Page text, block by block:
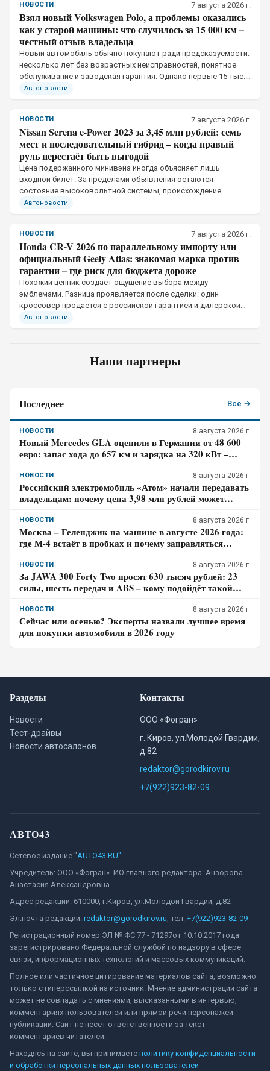
НОВОСТИ 7 августа 2026 г.
Взял новый Volkswagen Polo, а проблемы оказались
как у старой машины: что случилось за 15 000 км –
честный отзыв владельца
Новый автомобиль обычно покупают ради предсказуемости:
несколько лет без возрастных неисправностей, понятное
обслуживание и заводская гарантия. Однако первые 15 тыс.
км одного Volkswagen Polo 2018 года принесли две претензии
Автоновости
НОВОСТИ 7 августа 2026 г.
Nissan Serena e-Power 2023 за 3,45 млн рублей: семь
мест и последовательный гибрид – когда правый
руль перестаёт быть выгодой
Цена подержанного минивэна иногда объясняет лишь
входной билет. За пределами объявления остаются
состояние высоковольтной системы, происхождение
машины, пригодность японской комплектации к российской
Автоновости
НОВОСТИ 7 августа 2026 г.
Honda CR-V 2026 по параллельному импорту или
официальный Geely Atlas: знакомая марка против
гарантии – где риск для бюджета дороже
Похожий ценник создаёт ощущение выбора между
эмблемами. Разница проявляется после сделки: один
кроссовер продаётся с российской гарантией и дилерской
сетью, другой – с обязательствами конкретного импортёра.
Автоновости
Наши партнеры
Последнее Все →
НОВОСТИ 8 августа 2026 г.
Новый Mercedes GLA оценили в Германии от 48 600
евро: запас хода до 657 км и зарядка на 320 кВт –
НОВОСТИ 8 августа 2026 г.
Российский электромобиль «Атом» начали передавать
владельцам: почему цена 3,98 млн рублей может
НОВОСТИ 8 августа 2026 г.
Москва – Геленджик на машине в августе 2026 года:
где М-4 встаёт в пробках и почему заправляться
НОВОСТИ 8 августа 2026 г.
За JAWA 300 Forty Two просят 630 тысяч рублей: 23
силы, шесть передач и ABS – кому подойдёт такой
НОВОСТИ 8 августа 2026 г.
Сейчас или осенью? Эксперты назвали лучшее время
для покупки автомобиля в 2026 году
Разделы
Новости
Тест-драйвы
Новости автосалонов
Контакты
ООО «Фогран»
г. Киров, ул.Молодой Гвардии,
д.82
redaktor@gorodkirov.ru
+7(922)923-82-09
АВТО43
Сетевое издание "AUTO43.RU"
Учредитель: ООО «Фогран». ИО главного редактора: Анзорова
Анастасия Александровна
Адрес редакции: 610000, г.Киров, ул.Молодой Гвардии, д.82
Эл.почта редакции: redaktor@gorodkirov.ru, тел: +7(922)923-82-09
Регистрационный номер ЭЛ № ФС 77 - 71297от 10.10.2017 года
зарегистрировано Федеральной службой по надзору в сфере
связи, информационных технологий и массовых коммуникаций.
Полное или частичное цитирование материалов сайта, возможно
только с гиперссылкой на источник. Мнение администрации сайта
может не совпадать с мнениями, высказанными в интервью,
комментариях пользователей или прямой речи персонажей
публикаций. Сайт не несёт ответственности за текст
комментариев читателей.
Находясь на сайте, вы принимаете политику конфиденциальности
и обработки персональных данных пользователей